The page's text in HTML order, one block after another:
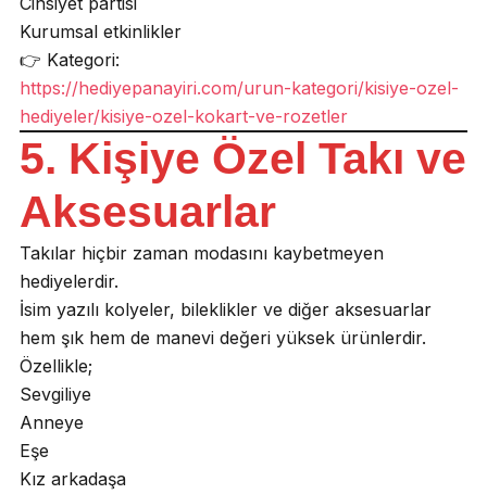
Kurumsal etkinlikler
👉 Kategori:
https://hediyepanayiri.com/urun-kategori/kisiye-ozel-
hediyeler/kisiye-ozel-kokart-ve-rozetler
5. Kişiye Özel Takı ve
Aksesuarlar
Takılar hiçbir zaman modasını kaybetmeyen
hediyelerdir.
İsim yazılı kolyeler, bileklikler ve diğer aksesuarlar
hem şık hem de manevi değeri yüksek ürünlerdir.
Özellikle;
Sevgiliye
Anneye
Eşe
Kız arkadaşa